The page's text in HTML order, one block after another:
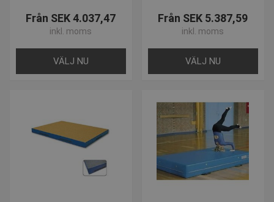
Från SEK 4.037,47
inkl. moms
VÄLJ NU
Från SEK 5.387,59
inkl. moms
VÄLJ NU